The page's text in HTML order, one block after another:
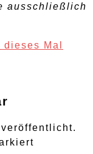
ausschließlich
Mal